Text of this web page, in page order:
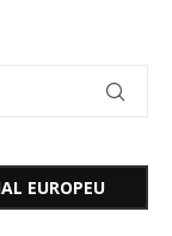
EUROPEU